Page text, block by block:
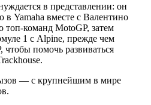
в представлении: он
Yamaha вместе с Валентино
топ-команд MotoGP, затем
1 с Alpine, прежде чем
чтобы помочь развиваться
— с крупнейшим в мире